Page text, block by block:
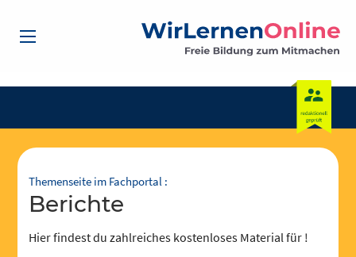
Themenseite im Fachportal :
Berichte
Hier findest du zahlreiches kostenloses Material für !